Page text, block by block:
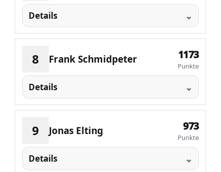
Details
8 Frank Schmidpeter 1173
Punkte
Details
9 Jonas Elting 973
Punkte
Details